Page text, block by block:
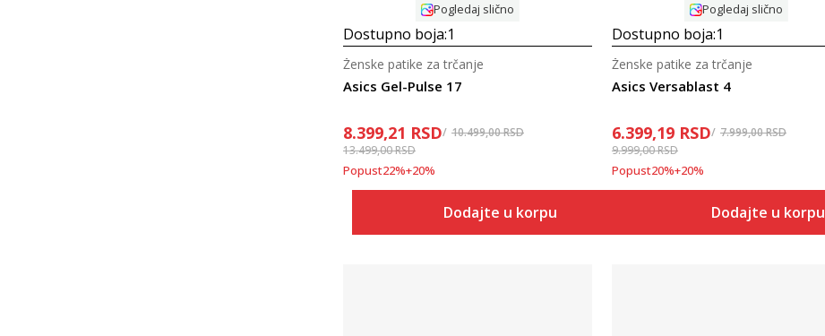
Pogledaj slično
Dostupno boja:1
Asics Gel-Pulse 17
Ženske patike za trčanje
8.399,21 RSD 10.499,00RSD
13.499,00RSD
Popust22%+20%
Dodajte u korpu
Pogledaj slično
Dostupno boja:1
Asics Versablast 4
Ženske patike za trčanje
6.399,19 RSD 7.999,00RSD
9.999,00RSD
Popust20%+20%
Dodajte u korpu